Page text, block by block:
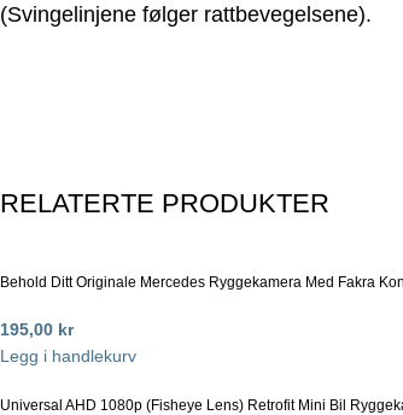
(Svingelinjene følger rattbevegelsene).
RELATERTE PRODUKTER
Behold Ditt Originale Mercedes Ryggekamera Med Fakra
195,00 kr
Legg i handlekurv
Universal AHD 1080p (Fisheye Lens) Retrofit Mini Bil